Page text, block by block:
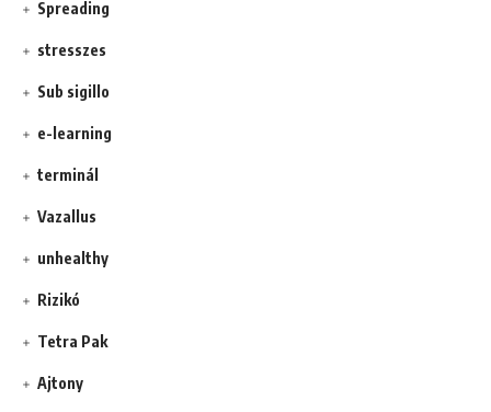
Spreading
stresszes
Sub sigillo
e-learning
terminál
Vazallus
unhealthy
Rizikó
Tetra Pak
Ajtony